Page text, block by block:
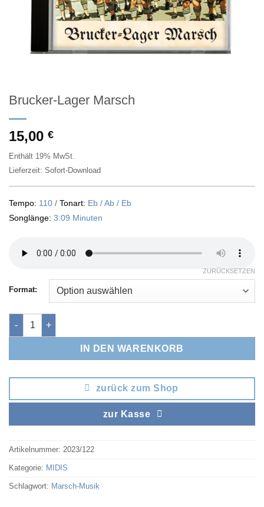
Brucker-Lager Marsch
15,00 €
Enthält 19% MwSt.
Lieferzeit: Sofort-Download
Tempo: 110 / Tonart: Eb / Ab / Eb
Songlänge: 3:09 Minuten
Format:
ZURÜCKSETZEN
Brucker-Lager Marsch Menge
IN DEN WARENKORB
zurück zum Shop
zur Kasse
Artikelnummer: 2023/122
Kategorie: MIDIS
Schlagwort: Marsch-Musik